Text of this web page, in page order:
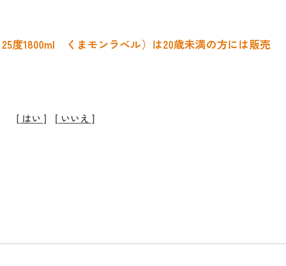
1800ml くまモンラベル）は20歳未満の方には販売
[ はい ]
[ いいえ ]